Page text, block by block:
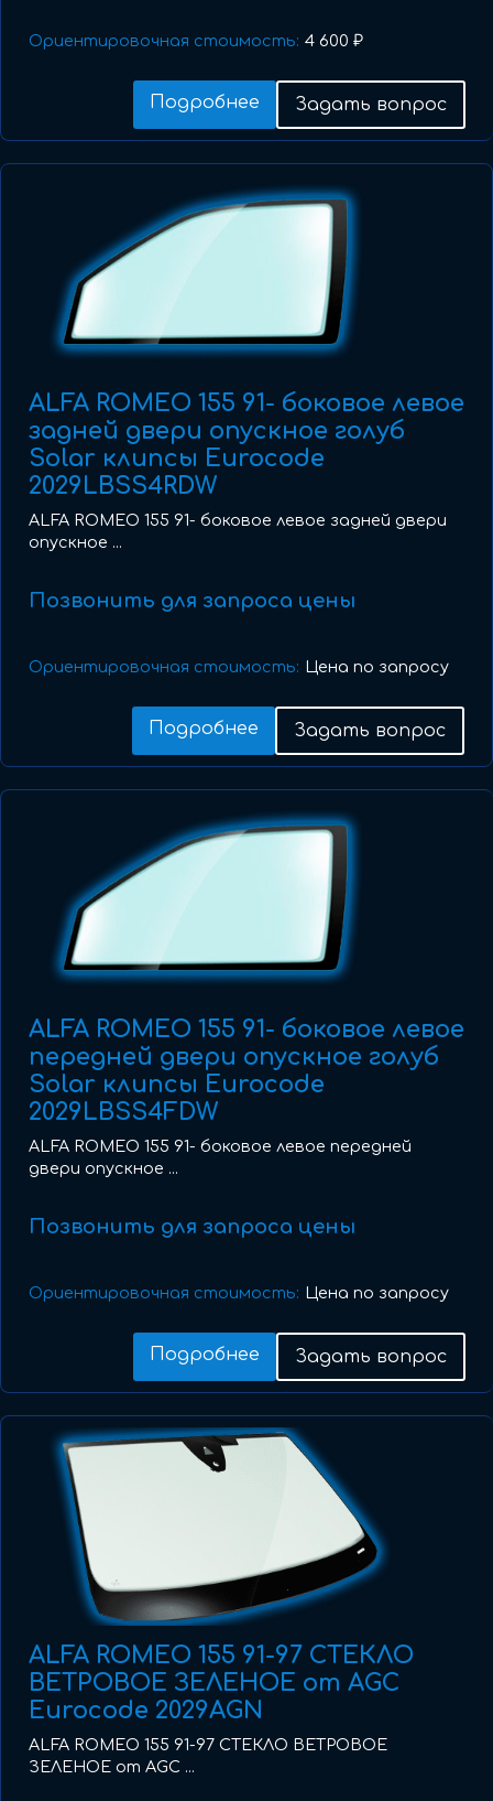
Ориентировочная стоимость: 4 600 ₽
Подробнее Задать вопрос
ALFA ROMEO 155 91- боковое левое
задней двери опускное голуб
Solar клипсы Eurocode
2029LBSS4RDW
ALFA ROMEO 155 91- боковое левое задней двери
опускное ...
Позвонить для запроса цены
Ориентировочная стоимость: Цена по запросу
Подробнее Задать вопрос
ALFA ROMEO 155 91- боковое левое
передней двери опускное голуб
Solar клипсы Eurocode
2029LBSS4FDW
ALFA ROMEO 155 91- боковое левое передней
двери опускное ...
Позвонить для запроса цены
Ориентировочная стоимость: Цена по запросу
Подробнее Задать вопрос
ALFA ROMEO 155 91-97 СТЕКЛО
ВЕТРОВОЕ ЗЕЛЕНОЕ от AGC
Eurocode 2029AGN
ALFA ROMEO 155 91-97 СТЕКЛО ВЕТРОВОЕ
ЗЕЛЕНОЕ от AGC ...